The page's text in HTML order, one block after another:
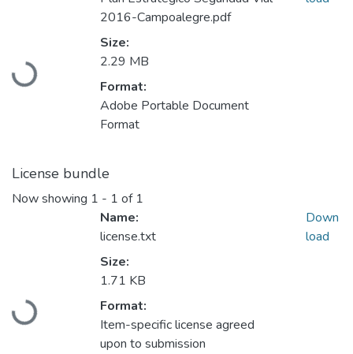
Loading...
2016-Campoalegre.pdf
Size:
2.29 MB
Format:
Adobe Portable Document
Format
License bundle
Now showing 1 - 1 of 1
Loading...
Name:
license.txt
Size:
1.71 KB
Format:
Item-specific license agreed
upon to submission
Down
load